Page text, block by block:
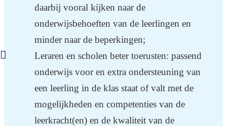
daarbij vooral kijken naar de
onderwijsbehoeften van de leerlingen en
minder naar de beperkingen;
Leraren en scholen beter toerusten: passend
onderwijs voor en extra ondersteuning van
een leerling in de klas staat of valt met de
mogelijkheden en competenties van de
leerkracht(en) en de kwaliteit van de